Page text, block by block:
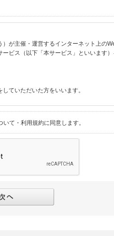
、メールアドレス、パスワード
るメールマガジンの種類
いただく情報】
・銀行口座・電子マネー等の決済時に
認書類（運転免許証、健康保険証、住
いご登録いただいた、広範囲設定をご希
タとその画像データに含まれる情報
外部サービスとの連携を許可した場合
仲介業に伴うご案内、契約、申し込み
サービスについてのアンケート実施のた
アリングサービス運営のため
が主催・運営するインターネット上の
ビス（以下「本サービス」といいます
ていただいた方をいいます。
社及び全てのユーザーに適用されます。
ト内に掲示またはユーザーに対し通知
別規定及び追加規定が優先するものとし
更できるものとし、ユーザーはこれを承
するものとし、その後にユーザーが本
のユーザーID、パスワード、メールアド
て・利用規約に同意します。